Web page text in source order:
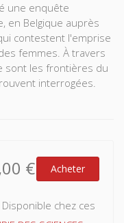
une enquête
en Belgique auprès
contestent l'emprise
femmes. À travers
sont les frontières du
interrogées.
€ Acheter
Disponible chez ces